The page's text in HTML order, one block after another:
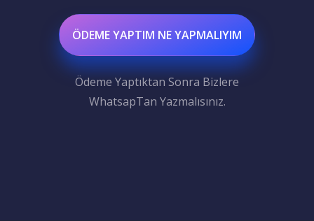
ÖDEME YAPTIM NE YAPMALIYIM
Ödeme Yaptıktan Sonra Bizlere
WhatsapTan Yazmalısınız.